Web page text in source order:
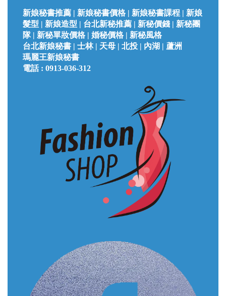
新娘秘書推薦 | 新娘秘書價格 | 新娘秘書課程 | 新娘
髮型 | 新娘造型 | 台北新秘推薦 | 新秘價錢 | 新秘團
隊 | 新秘單妝價格 | 婚秘價格 | 新秘風格
台北新娘秘書 | 士林 | 天母 | 北投 | 內湖 | 蘆洲
瑪麗王新娘秘書
電話 : 0913-036-312